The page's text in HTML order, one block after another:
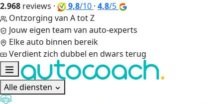
2.968 reviews · 9,8/10 · 4,8/5
Ontzorging van A tot Z
Jouw eigen team van auto-experts
Elke auto binnen bereik
Verdient zich dubbel en dwars terug
Alle diensten